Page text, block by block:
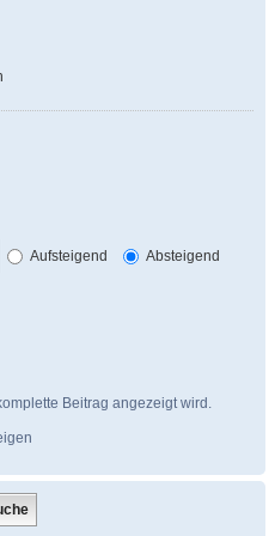
Aufsteigend
Absteigend
Beitrag angezeigt wird.